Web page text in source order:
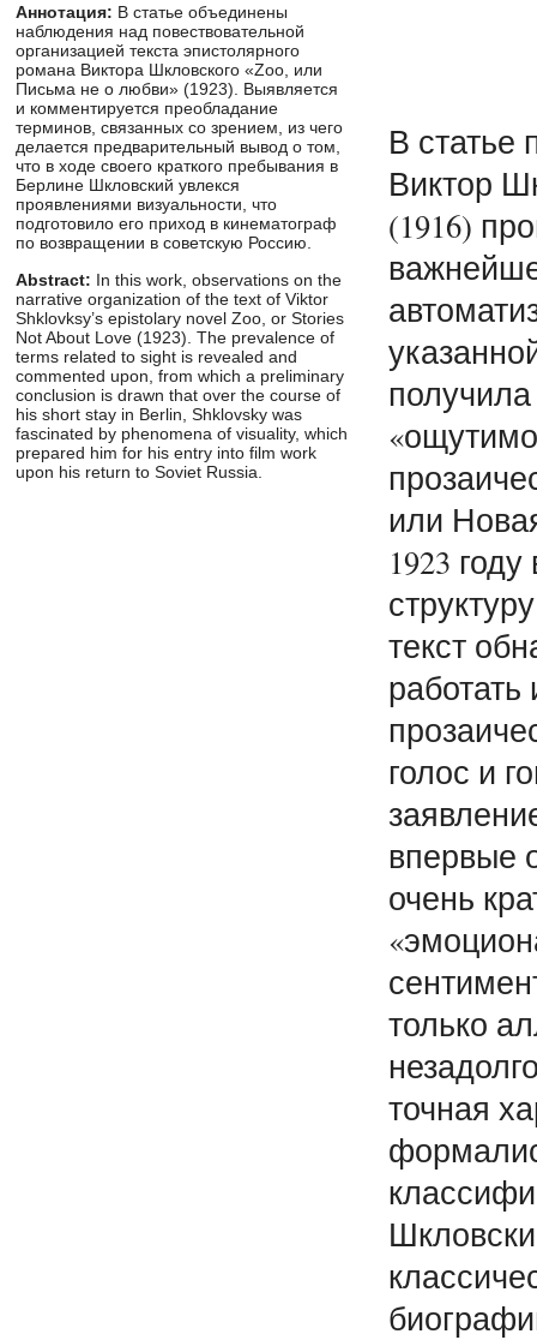
Аннотация: В статье объединены
наблюдения над повествовательной
организацией текста эпистолярного
романа Виктора Шкловского «Zoo, или
Письма не о любви» (1923). Выявляется
и комментируется преобладание
терминов, связанных со зрением, из чего
делается предварительный вывод о том,
что в ходе своего краткого пребывания в
Берлине Шкловский увлекся
проявлениями визуальности, что
подготовило его приход в кинематограф
по возвращении в советскую Россию.
Abstract: In this work, observations on the
narrative organization of the text of Viktor
Shklovksy’s epistolary novel Zoo, or Stories
Not About Love (1923). The prevalence of
terms related to sight is revealed and
commented upon, from which a preliminary
conclusion is drawn that over the course of
his short stay in Berlin, Shklovsky was
fascinated by phenomena of visuality, which
prepared him for his entry into film work
upon his return to Soviet Russia.
В статье
Виктор
(1916)
или
1923
текст
голос и
впервые
очень
только
точная